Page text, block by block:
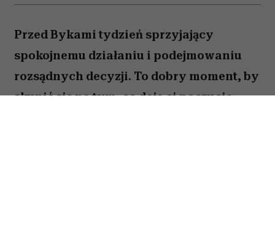
Przed Bykami tydzień sprzyjający
spokojnemu działaniu i podejmowaniu
rozsądnych decyzji. To dobry moment, by
skupić się na tym, co daje ci poczucie